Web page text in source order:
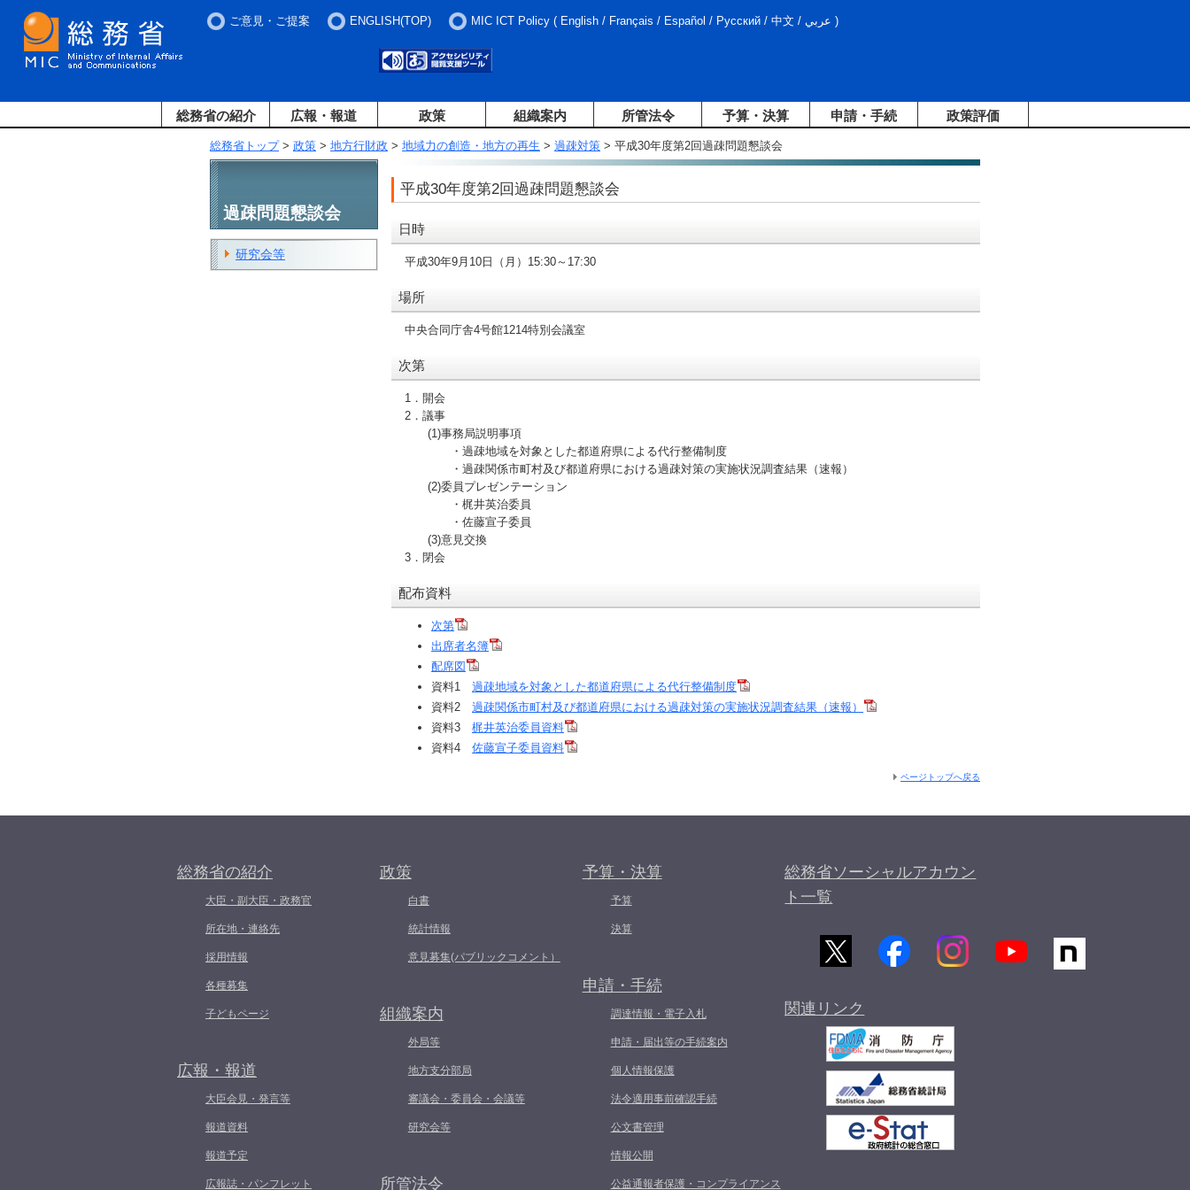
ご意見・ご提案 ENGLISH(TOP) MIC ICT Policy ( English / Français / Español / Русский / 中文 / عربي )
総務省の紹介 広報・報道 政策 組織案内 所管法令 予算・決算 申請・手続 政策評価
総務省トップ> 政策 > 地方行財政 > 地域力の創造・地方の再生 > 過疎対策 > 平成30年度第2回過疎問題懇談会
平成30年度第2回過疎問題懇談会
日時
平成30年9月10日（月）15:30～17:30
場所
中央合同庁舎4号館1214特別会議室
次第
1．開会
2．議事
(1)事務局説明事項
・過疎地域を対象とした都道府県による代行整備制度
・過疎関係市町村及び都道府県における過疎対策の実施状況調査結果（速報）
(2)委員プレゼンテーション
・梶井英治委員
・佐藤宣子委員
(3)意見交換
3．閉会
配布資料
次第
出席者名簿
配席図
資料1 過疎地域を対象とした都道府県による代行整備制度
資料2 過疎関係市町村及び都道府県における過疎対策の実施状況調査結果（速報）
資料3 梶井英治委員資料
資料4 佐藤宣子委員資料
ページトップへ戻る
過疎問題懇談会
研究会等
総務省の紹介
大臣・副大臣・政務官
所在地・連絡先
採用情報
各種募集
子どもページ
広報・報道
大臣会見・発言等
報道資料
報道予定
広報誌・パンフレット
政策
白書
統計情報
意見募集(パブリックコメント）
組織案内
外局等
地方支分部局
審議会・委員会・会議等
研究会等
所管法令
予算・決算
予算
決算
申請・手続
調達情報・電子入札
申請・届出等の手続案内
個人情報保護
法令適用事前確認手続
公文書管理
情報公開
公益通報者保護・コンプライアンス
総務省ソーシャルアカウン
ト一覧
関連リンク